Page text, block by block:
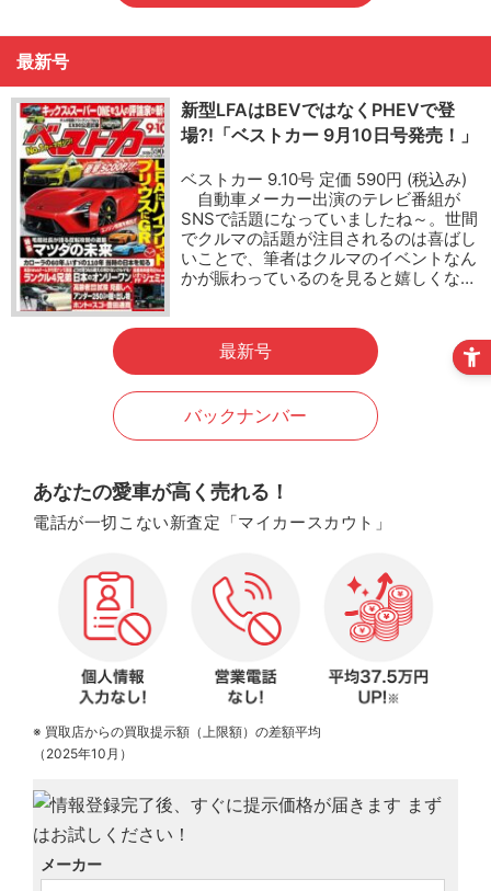
最新号
新型LFAはBEVではなくPHEVで登
場?!「ベストカー 9月10日号発売！」
ベストカー 9.10号 定価 590円 (税込み)
自動車メーカー出演のテレビ番組が
SNSで話題になっていましたね～。世間
でクルマの話題が注目されるのは喜ばし
いことで、筆者はクルマのイベントなん
かが賑わっているのを見ると嬉しくな…
最新号
バックナンバー
あなたの愛車が高く売れる！
電話が一切こない新査定「マイカースカウト」
※ 買取店からの買取提示額（上限額）の差額平均
（2025年10月）
メーカー